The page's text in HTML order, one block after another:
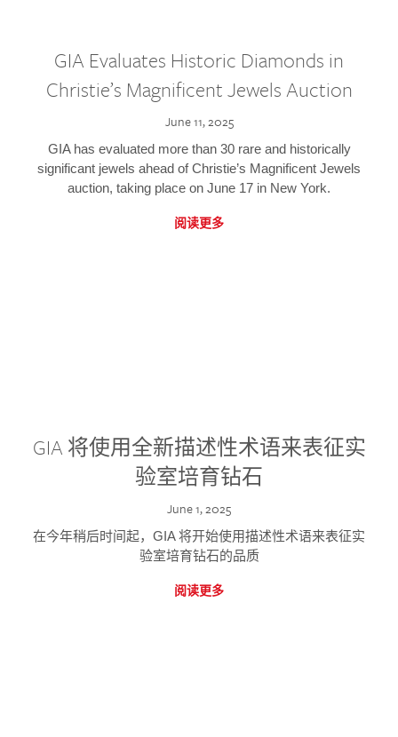
GIA Evaluates Historic Diamonds in
Christie’s Magnificent Jewels Auction
June 11, 2025
GIA has evaluated more than 30 rare and historically
significant jewels ahead of Christie’s Magnificent Jewels
auction, taking place on June 17 in New York.
阅读更多
GIA 将使用全新描述性术语来表征实
验室培育钻石
June 1, 2025
在今年稍后时间起，GIA 将开始使用描述性术语来表征实
验室培育钻石的品质
阅读更多